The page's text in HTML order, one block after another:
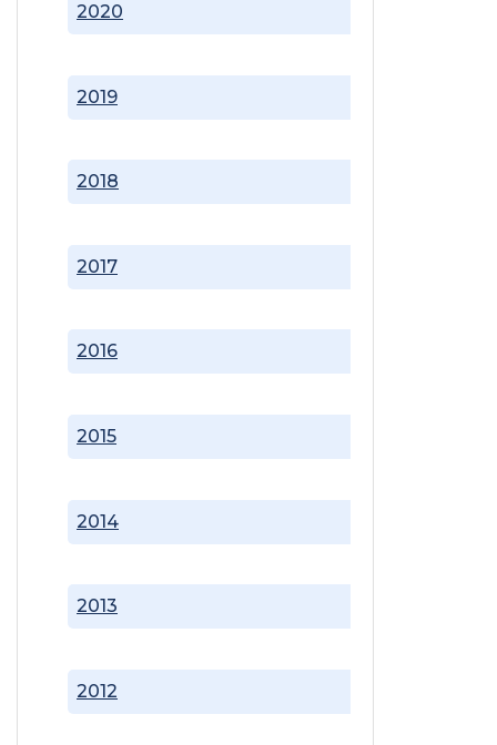
2012
2013
2014
2015
2016
2017
2018
2019
2020